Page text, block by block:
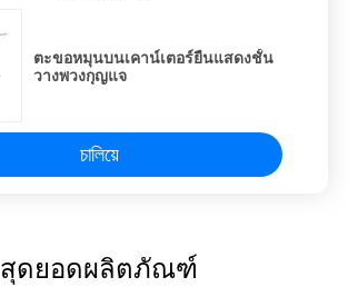
ตะขอหมุนบนเคาน์เตอร์ยืนแสดงชั้น
วางพวงกุญแจ
চালিয়ে
สุดยอดผลิตภัณฑ์